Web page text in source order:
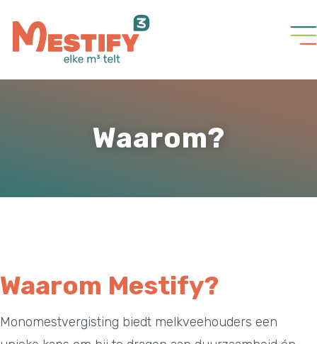
Waarom?
Waarom Mestify?
Monomestvergisting biedt melkveehouders een